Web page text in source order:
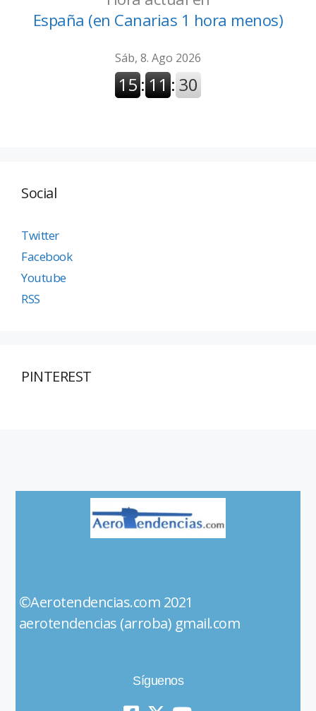
España (en Canarias 1 hora menos)
Social
Twitter
Facebook
Youtube
RSS
PINTEREST
©Aerotendencias.com 2021
aerotendencias (arroba) gmail.com
Síguenos